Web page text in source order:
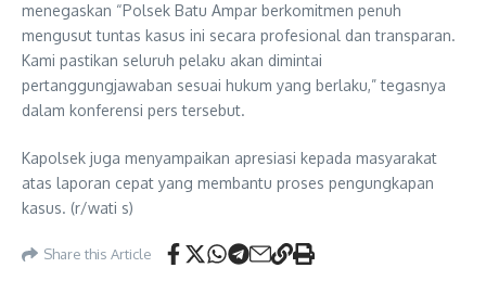
menegaskan “Polsek Batu Ampar berkomitmen penuh
mengusut tuntas kasus ini secara profesional dan transparan.
Kami pastikan seluruh pelaku akan dimintai
pertanggungjawaban sesuai hukum yang berlaku,” tegasnya
dalam konferensi pers tersebut.
Kapolsek juga menyampaikan apresiasi kepada masyarakat
atas laporan cepat yang membantu proses pengungkapan
kasus. (r/wati s)
Share this Article